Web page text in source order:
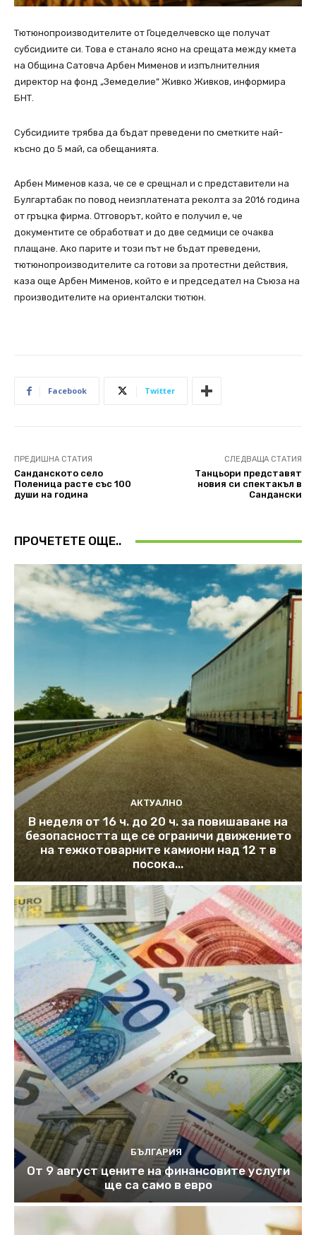
Тютюнопроизводителите от Гоцеделчевско ще получат
субсидиите си. Това е станало ясно на срещата между кмета
на Община Сатовча Арбен Мименов и изпълнителния
директор на фонд „Земеделие” Живко Живков, информира
БНТ.
Субсидиите трябва да бъдат преведени по сметките най-
късно до 5 май, са обещанията.
Арбен Мименов каза, че се е срещнал и с представители на
Булгартабак по повод неизплатената реколта за 2016 година
от гръцка фирма. Отговорът, който е получил е, че
документите се обработват и до две седмици се очаква
плащане. Ако парите и този път не бъдат преведени,
тютюнопроизводителите са готови за протестни действия,
каза още Арбен Мименов, който е и председател на Съюза на
производителите на ориенталски тютюн.
Facebook Twitter
ПРЕДИШНА СТАТИЯ
Санданското село
Поленица расте със 100
души на година
СЛЕДВАЩА СТАТИЯ
Танцьори представят
новия си спектакъл в
Сандански
ПРОЧЕТЕТЕ ОЩЕ..
АКТУАЛНО
В неделя от 16 ч. до 20 ч. за повишаване на
безопасността ще се ограничи движението
на тежкотоварните камиони над 12 т в
посока...
БЪЛГАРИЯ
От 9 август цените на финансовите услуги
ще са само в евро